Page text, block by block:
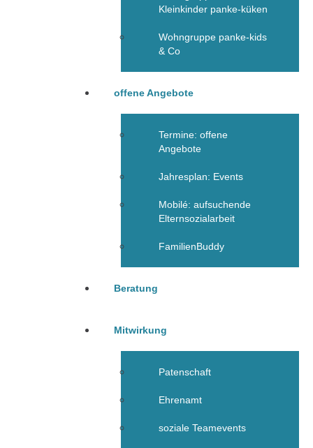
Kleinkinder panke-küken
Wohngruppe panke-kids
& Co
offene Angebote
Termine: offene
Angebote
Jahresplan: Events
Mobilé: aufsuchende
Elternsozialarbeit
FamilienBuddy
Beratung
Mitwirkung
Patenschaft
Ehrenamt
soziale Teamevents